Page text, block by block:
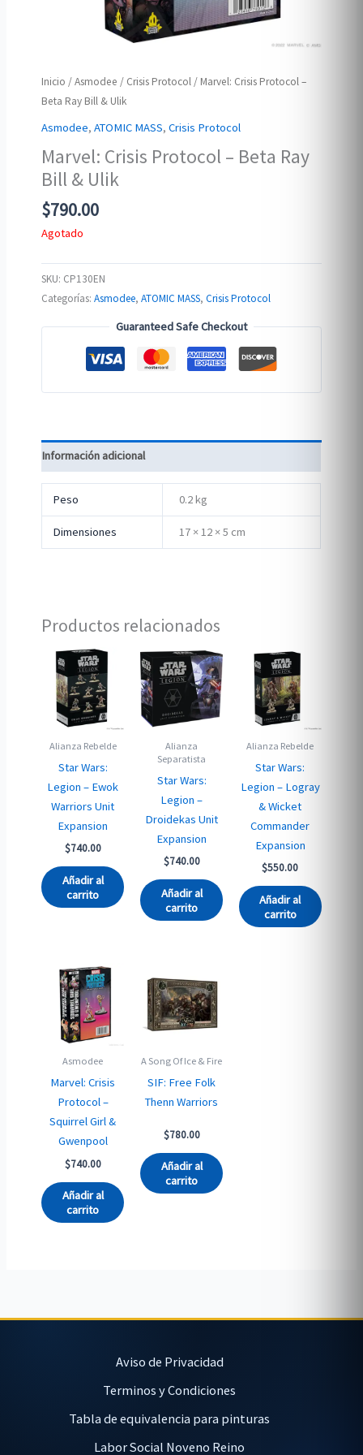
Inicio /Asmodee / Crisis Protocol / Marvel: Crisis Protocol –
Beta Ray Bill & Ulik
Asmodee,ATOMIC MASS,Crisis Protocol
Marvel: Crisis Protocol – Beta Ray
Bill & Ulik
$790.00
Agotado
SKU: CP130EN
Categorías:Asmodee,ATOMIC MASS,Crisis Protocol
Guaranteed Safe Checkout
Información adicional
Peso 0.2 kg
Dimensiones 17 × 12 × 5 cm
Productos relacionados
Alianza Rebelde
Star Wars:
Legion – Ewok
Warriors Unit
Expansion
$740.00
Añadir al
carrito
Alianza
Separatista
Star Wars:
Legion –
Droidekas Unit
Expansion
$740.00
Añadir al
carrito
Alianza Rebelde
Star Wars:
Legion – Logray
& Wicket
Commander
Expansion
$550.00
Añadir al
carrito
Asmodee
Marvel: Crisis
Protocol –
Squirrel Girl &
Gwenpool
$740.00
Añadir al
carrito
A Song Of Ice & Fire
SIF: Free Folk
Thenn Warriors
$780.00
Añadir al
carrito
Aviso de Privacidad
Terminos y Condiciones
Tabla de equivalencia para pinturas
Labor Social Noveno Reino